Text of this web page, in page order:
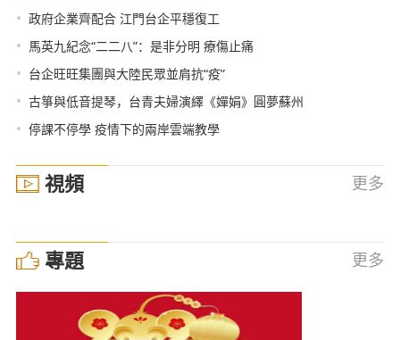
• 政府企業齊配合 江門台企平穩復工
• 馬英九紀念“二二八”：是非分明 療傷止痛
• 台企旺旺集團與大陸民眾並肩抗“疫”
• 古箏與低音提琴，台青夫婦演繹《嬋娟》圓夢蘇州
• 停課不停學 疫情下的兩岸雲端教學
視頻 更多
專題 更多